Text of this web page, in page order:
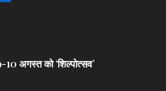
अगस्त को ‘शिल्पोत्सव’